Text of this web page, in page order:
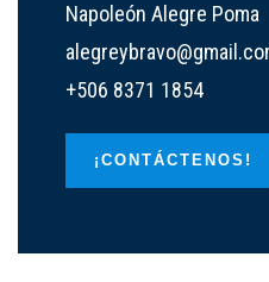
Napoleón Alegre Poma
+506 8371 1854
¡CONTÁCTENOS!